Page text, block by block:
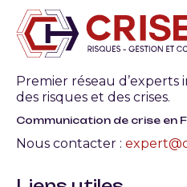
Premier réseau
des risques et des crises.
Communication de crise en
Nous contacter :